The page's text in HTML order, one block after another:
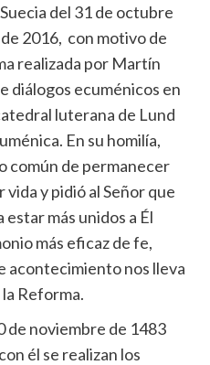
del 31 de octubre
2016, con motivo de
realizada por Martín
diálogos ecuménicos en
luterana de Lund
En su homilía,
común de permanecer
y pidió al Señor que
estar más unidos a Él
más eficaz de fe,
acontecimiento nos lleva
Reforma.
de noviembre de 1483
él se realizan los